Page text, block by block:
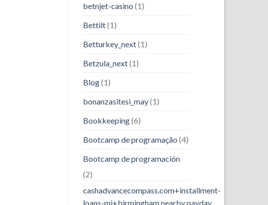
betnjet-casino (1)
Bettilt(1)
Betturkey_next(1)
Betzula_next(1)
Blog(1)
bonanzasitesi_may(1)
Bookkeeping(6)
Bootcamp de programação (4)
Bootcamp de programación
(2)
cashadvancecompass.com+installment-
loans-mi+birmingham nearby payday